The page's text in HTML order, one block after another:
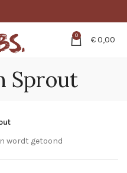
0 €0,00
Sprout
wordt getoond